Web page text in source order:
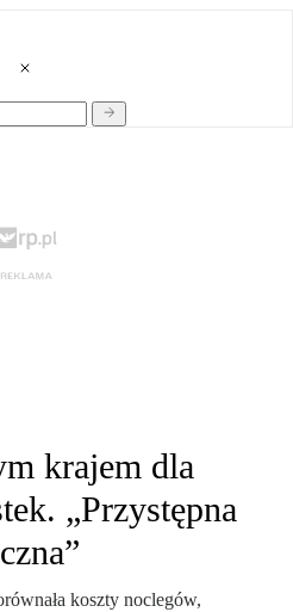
krajem dla
„Przystępna
koszty noclegów,